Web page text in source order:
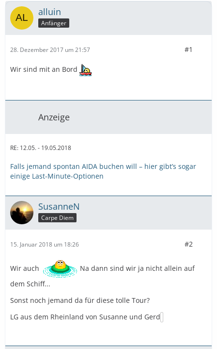
alluin
Anfänger
28. Dezember 2017 um 21:57 #1
Wir sind mit an Bord
Anzeige
RE: 12.05. - 19.05.2018
Falls jemand spontan AIDA buchen will – hier gibt’s sogar
einige Last-Minute-Optionen
SusanneN
Carpe Diem
15. Januar 2018 um 18:26 #2
Wir auch
Na dann sind wir ja nicht allein auf
dem Schiff...
Sonst noch jemand da für diese tolle Tour?
LG aus dem Rheinland von Susanne und Gerd